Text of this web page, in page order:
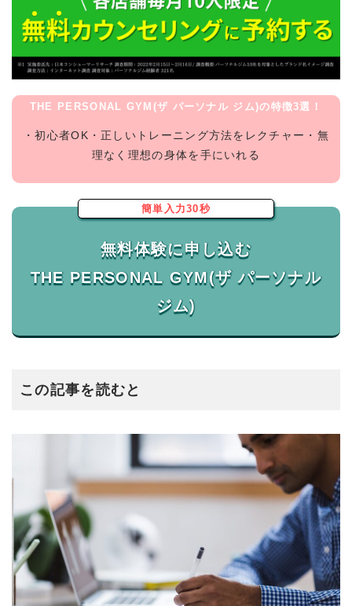
THE PERSONAL GYM(ザ パーソナル ジム)の特徴3選！
・初心者OK・正しいトレーニング方法をレクチャー・無
理なく理想の身体を手にいれる
簡単入力30秒
無料体験に申し込む
THE PERSONAL GYM(ザ パーソナル
この記事を読むと